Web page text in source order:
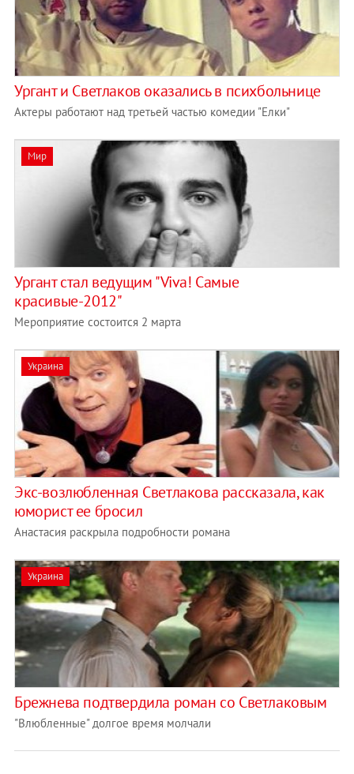
Ургант и Светлаков оказались в психбольнице
Актеры работают над третьей частью комедии "Елки"
Мир
Ургант стал ведущим "Viva! Самые
красивые-2012"
Мероприятие состоится 2 марта
Украина
Экс-возлюбленная Светлакова рассказала, как
юморист ее бросил
Анастасия раскрыла подробности романа
Украина
Брежнева подтвердила роман со Светлаковым
"Влюбленные" долгое время молчали